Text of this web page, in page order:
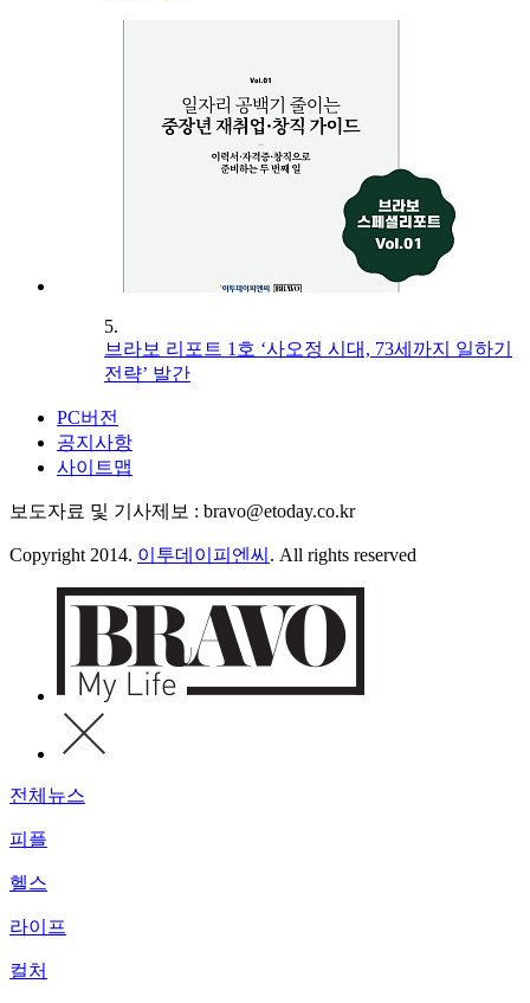
5.
브라보 리포트 1호 ‘사오정 시대, 73세까지 일하기
전략’ 발간
PC버전
공지사항
사이트맵
보도자료 및 기사제보 : bravo@etoday.co.kr
Copyright 2014. 이투데이피엔씨 . All rights reserved
전체뉴스
피플
헬스
라이프
컬처